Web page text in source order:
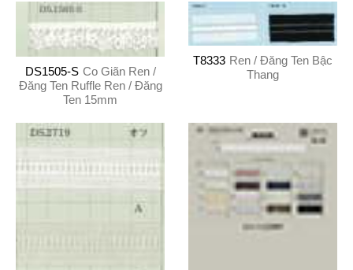
DS1505-S Co Giãn Ren /
Đăng Ten Ruffle Ren / Đăng
Ten 15mm
T8333 Ren / Đăng Ten Bậc
Thang